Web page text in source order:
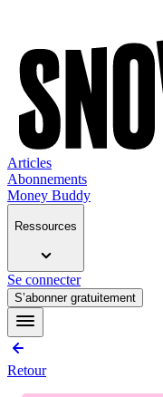
Articles
Abonnements
Money Buddy
Ressources
Se connecter
S’abonner gratuitement
Retour